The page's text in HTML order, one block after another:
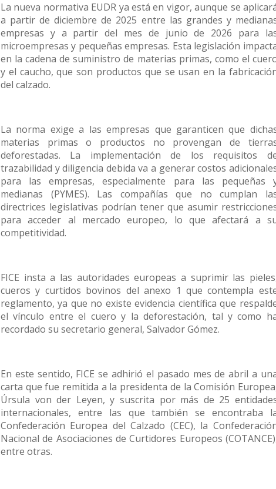
La nueva normativa EUDR ya está en vigor, aunque se
a partir de diciembre de 2025 entre las grandes y
empresas y a partir del mes de junio de 2026 para
microempresas y pequeñas empresas. Esta legislación
en la cadena de suministro de materias primas, como el
y el caucho, que son productos que se usan en la
del calzado.
La norma exige a las empresas que garanticen que
materias primas o productos no provengan de
deforestadas. La implementación de los requisitos
trazabilidad y diligencia debida va a generar costos
para las empresas, especialmente para las pequeñas
medianas (PYMES). Las compañías que no cumplan
directrices legislativas podrían tener que asumir
para acceder al mercado europeo, lo que afectará a
competitividad.
FICE insta a las autoridades europeas a suprimir las
cueros y curtidos bovinos del anexo 1 que contempla
reglamento, ya que no existe evidencia científica que
el vínculo entre el cuero y la deforestación, tal y como
recordado su secretario general, Salvador Gómez.
En este sentido, FICE se adhirió el pasado mes de abril a
carta que fue remitida a la presidenta de la Comisión
Úrsula von der Leyen, y suscrita por más de 25
internacionales, entre las que también se encontraba
Confederación Europea del Calzado (CEC), la
Nacional de Asociaciones de Curtidores Europeos
entre otras.